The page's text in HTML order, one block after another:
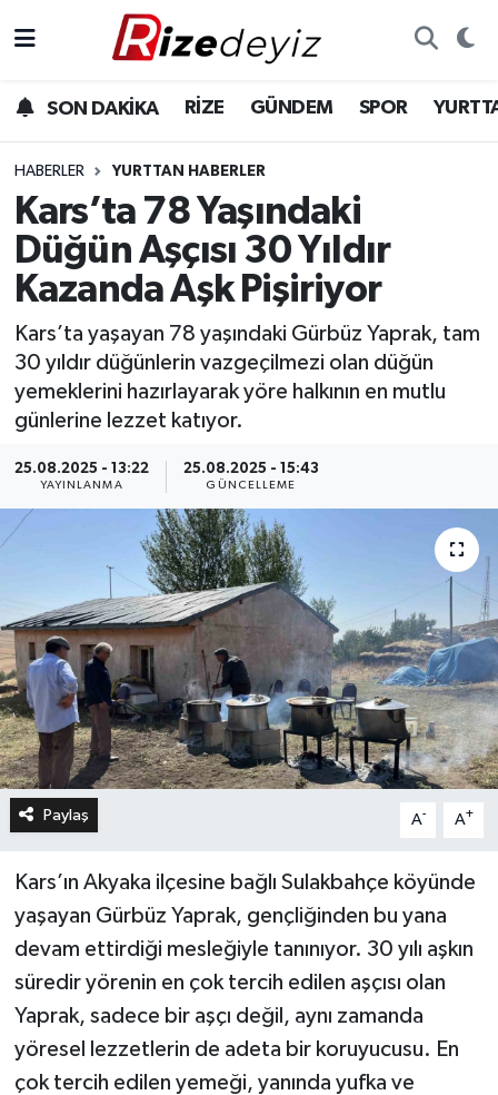
SON DAKİKA RİZE GÜNDEM SPOR
HABERLER YURTTAN HABERLER
Kars’ta 78 Yaşındaki
Düğün Aşçısı 30 Yıldır
Kazanda Aşk Pişiriyor
Kars’ta yaşayan 78 yaşındaki Gürbüz Yaprak, tam
30 yıldır düğünlerin vazgeçilmezi olan düğün
yemeklerini hazırlayarak yöre halkının en mutlu
günlerine lezzet katıyor.
25.08.2025 - 13:22
YAYINLANMA
25.08.2025 - 15:43
GÜNCELLEME
Paylaş A- A+
Kars’ın Akyaka ilçesine bağlı Sulakbahçe köyünde
yaşayan Gürbüz Yaprak, gençliğinden bu yana
devam ettirdiği mesleğiyle tanınıyor. 30 yılı aşkın
süredir yörenin en çok tercih edilen aşçısı olan
Yaprak, sadece bir aşçı değil, aynı zamanda
yöresel lezzetlerin de adeta bir koruyucusu. En
çok tercih edilen yemeği, yanında yufka ve
Gündem
Yurttan Haberler
Ekonomi
Sağlık
Rize Hava Durumu
Rize Trafik Yoğunluk Haritası
Süper Lig Puan Durumu ve Fikstür
Son Dakika Haberleri
Haber Arşivi